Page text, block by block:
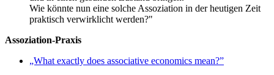
Wie könnte nun eine solche Assoziation in der heutigen Zeit
praktisch verwirklicht werden?"
Assoziation-Praxis
„What exactly does associative economics mean?”